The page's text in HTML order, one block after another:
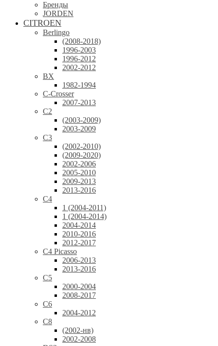
Бренды
JORDEN
CITROEN
Berlingo
(2008-2018)
1996-2003
1996-2012
2002-2012
BX
1982-1994
C-Crosser
2007-2013
C2
(2003-2009)
2003-2009
C3
(2002-2010)
(2009-2020)
2002-2006
2005-2010
2009-2013
2013-2016
C4
1 (2004-2011)
1 (2004-2014)
2004-2014
2010-2016
2012-2017
C4 Picasso
2006-2013
2013-2016
C5
2000-2004
2008-2017
C6
2004-2012
C8
(2002-нв)
2002-2008